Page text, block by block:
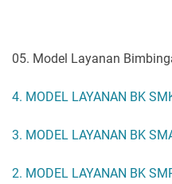
05. Model Layanan
4. MODEL LAYANAN BK
3. MODEL LAYANAN BK
2. MODEL LAYANAN BK